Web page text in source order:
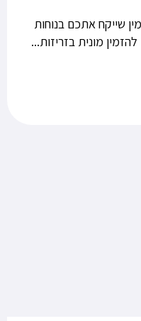
שייקח אתכם בנוחות
מונית בזריזות...